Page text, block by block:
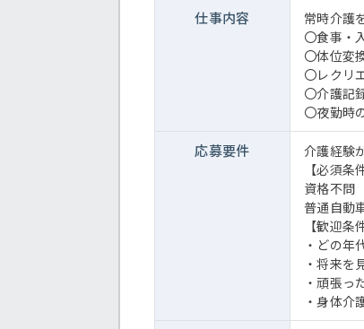
仕事内容
常時介護
〇食事・
〇体位変
〇レクリ
〇介護記
〇夜勤時
応募要件
介護経験
【必須条
資格不問
普通自動
【歓迎条
・どの年
・将来を
・頑張っ
・身体介